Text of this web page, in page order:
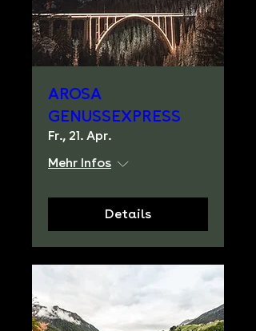
AROSA
GENUSSEXPRESS
Fr., 21. Apr.
Mehr Infos
Details